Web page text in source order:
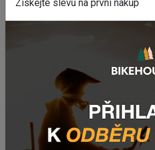
Náhradné pinny
Na externím
DETAIL
Získejte slevu na první nákup